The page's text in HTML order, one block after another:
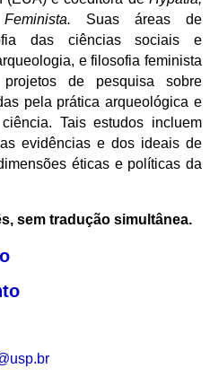
Suas áreas de
das ciências sociais e
e filosofia feminista
projetos de pesquisa sobre
pela prática arqueológica e
Tais estudos incluem
evidências e dos ideais de
éticas e políticas da
sem tradução simultânea.